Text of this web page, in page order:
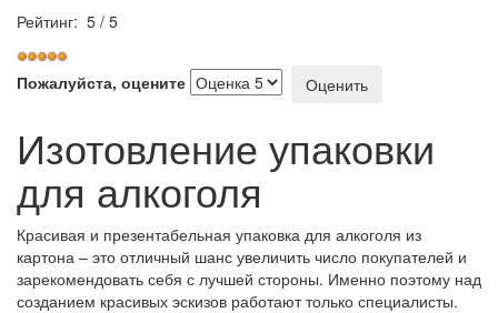
Рейтинг: 5 / 5
Пожалуйста, оцените
Изотовление упаковки
для алкоголя
Красивая и презентабельная упаковка для алкоголя из
картона – это отличный шанс увеличить число покупателей и
зарекомендовать себя с лучшей стороны. Именно поэтому над
созданием красивых эскизов работают только специалисты.